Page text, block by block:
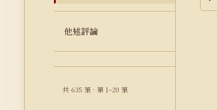
他述評論
共 635 筆 · 第 1–20 筆